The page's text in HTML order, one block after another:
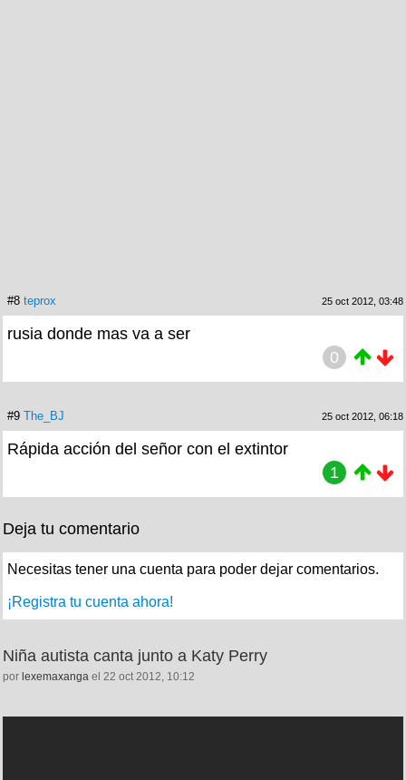
#8 teprox 25 oct 2012, 03:48
rusia donde mas va a ser
0
#9 The_BJ 25 oct 2012, 06:18
Rápida acción del señor con el extintor
1
Deja tu comentario
Necesitas tener una cuenta para poder dejar comentarios.
¡Registra tu cuenta ahora!
Niña autista canta junto a Katy Perry
por lexemaxanga el 22 oct 2012, 10:12